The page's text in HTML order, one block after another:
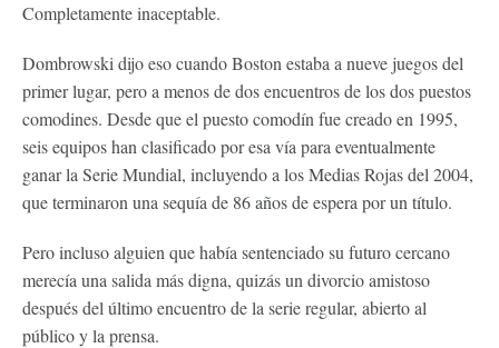
Completamente inaceptable.
Dombrowski dijo eso cuando Boston estaba a nueve juegos del
primer lugar, pero a menos de dos encuentros de los dos puestos
comodines. Desde que el puesto comodín fue creado en 1995,
seis equipos han clasificado por esa vía para eventualmente
ganar la Serie Mundial, incluyendo a los Medias Rojas del 2004,
que terminaron una sequía de 86 años de espera por un título.
Pero incluso alguien que había sentenciado su futuro cercano
merecía una salida más digna, quizás un divorcio amistoso
después del último encuentro de la serie regular, abierto al
público y la prensa.